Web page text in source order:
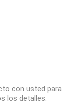
con usted para
los detalles.